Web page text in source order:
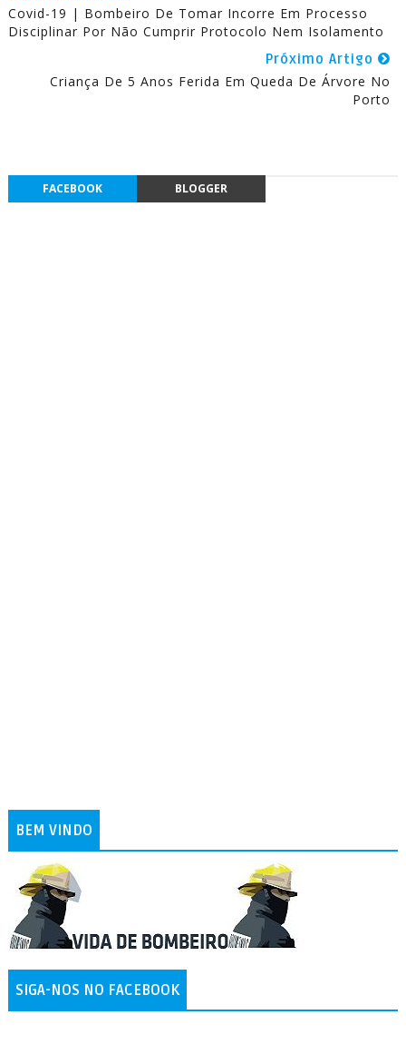
Covid-19 | Bombeiro De Tomar Incorre Em Processo
Disciplinar Por Não Cumprir Protocolo Nem Isolamento
Próximo Artigo
Criança De 5 Anos Ferida Em Queda De Árvore No
Porto
FACEBOOK BLOGGER
BEM VINDO
SIGA-NOS NO FACEBOOK